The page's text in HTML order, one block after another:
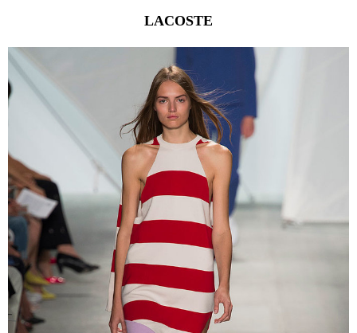
LACOSTE